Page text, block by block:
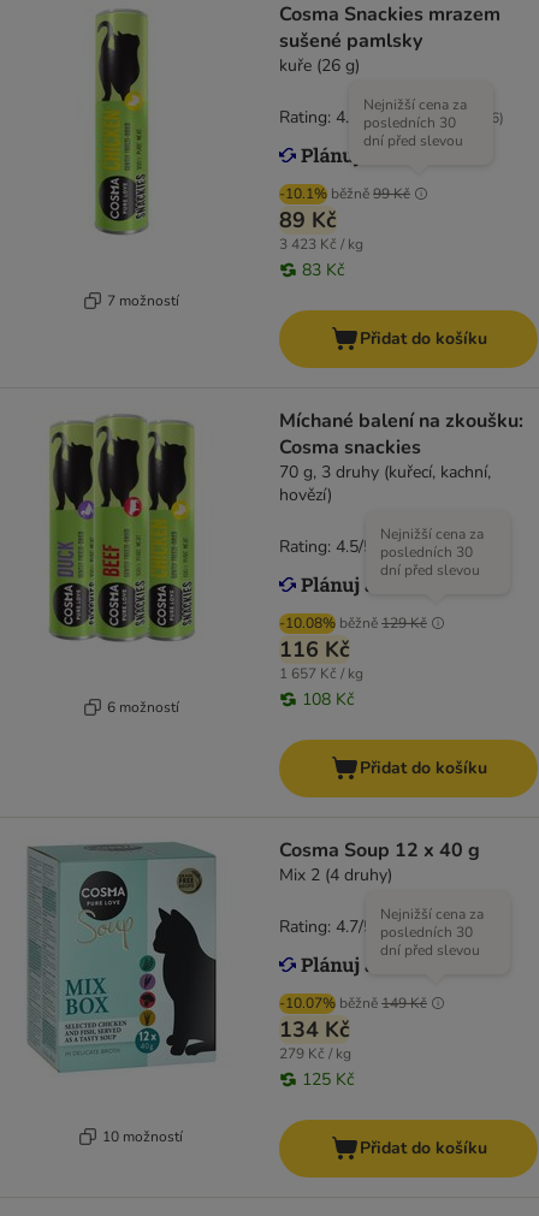
7 možností
Cosma Snackies mrazem
sušené pamlsky
kuře (26 g)
-10.1% běžně99 Kč
Nejnižší cena za
posledních 30
dní před slevou
89 Kč
3 423 Kč / kg
83 Kč
Rating: 4.7/5 166)
Přidat do košíku
6 možností
Míchané balení na zkoušku:
Cosma snackies
70 g, 3 druhy (kuřecí, kachní,
hovězí)
-10.08% běžně129 Kč
Nejnižší cena za
posledních 30
dní před slevou
116 Kč
1 657 Kč / kg
108 Kč
Rating: 4.5/5 (
Přidat do košíku
10 možností
Cosma Soup 12 x 40 g
Mix 2 (4 druhy)
-10.07% běžně149 Kč
Nejnižší cena za
posledních 30
dní před slevou
134 Kč
279 Kč / kg
125 Kč
Rating: 4.7/5 (
Přidat do košíku